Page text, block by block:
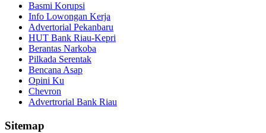
Basmi Korupsi
Info Lowongan Kerja
Advertorial Pekanbaru
HUT Bank Riau-Kepri
Berantas Narkoba
Pilkada Serentak
Bencana Asap
Opini Ku
Chevron
Advertrorial Bank Riau
Sitemap